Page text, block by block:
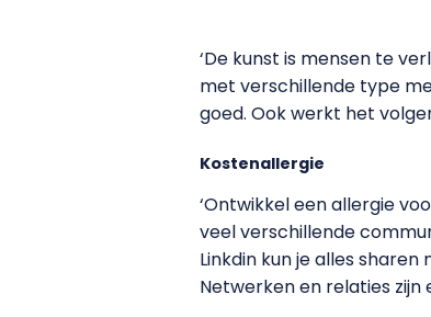
‘De kunst is mensen te
met verschillende type
goed. Ook werkt het
Kostenallergie
‘Ontwikkel een allergie
veel verschillende
Linkdin kun je alles
Netwerken en relaties zijn